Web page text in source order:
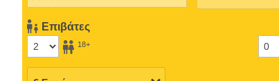
Επιβάτες
18+